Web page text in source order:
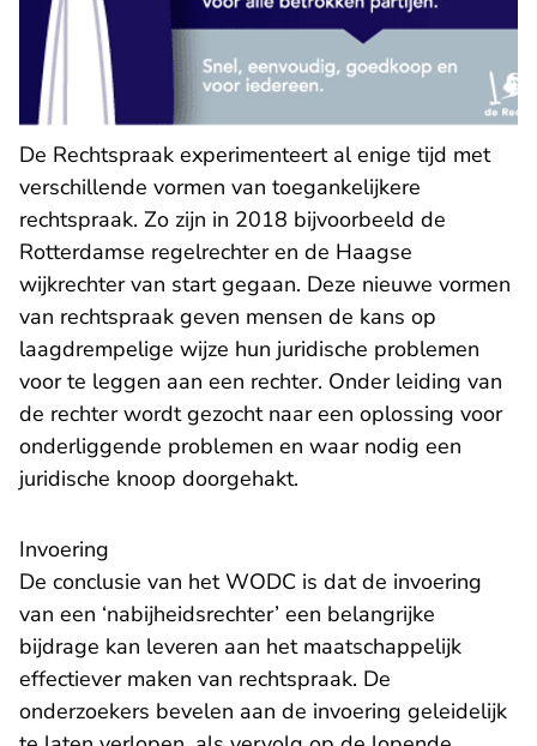
De Rechtspraak experimenteert al enige tijd met
verschillende vormen van toegankelijkere
rechtspraak. Zo zijn in 2018 bijvoorbeeld de
Rotterdamse regelrechteren de Haagse
wijkrechtervan start gegaan. Deze nieuwe vormen
van rechtspraak geven mensen de kans op
laagdrempelige wijze hun juridische problemen
voor te leggen aan een rechter. Onder leiding van
de rechter wordt gezocht naar een oplossing voor
onderliggende problemen en waar nodig een
juridische knoop doorgehakt.
Invoering
De conclusie van het WODC is dat de invoering
van een ‘nabijheidsrechter’ een belangrijke
bijdrage kan leveren aan het maatschappelijk
effectiever maken van rechtspraak. De
onderzoekers bevelen aan de invoering geleidelijk